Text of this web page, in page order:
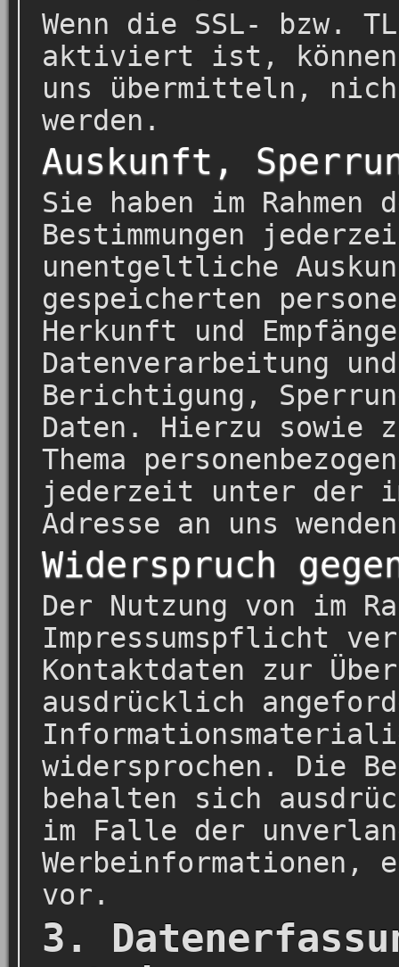
Wenn die SSL- bzw.
aktiviert ist,
uns übermitteln,
werden.
Auskunft,
Sie haben im
Bestimmungen
unentgeltliche
gespeicherten
Herkunft und
Datenverarbeitung
Berichtigung,
Daten. Hierzu sowie
Thema
jederzeit unter der im
Adresse an uns
Widerspruch
Der Nutzung von im
Impressumspflicht
Kontaktdaten zur
ausdrücklich
widersprochen. Die
behalten sich
im Falle der
Werbeinformationen,
vor.
3.